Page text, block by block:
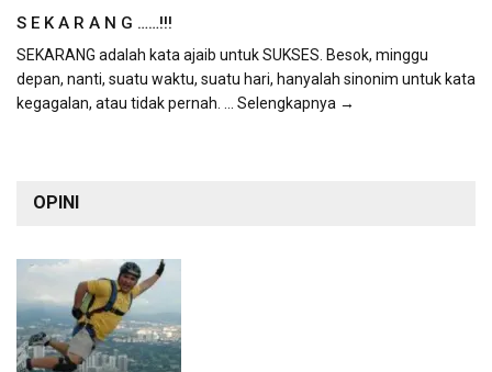
S E K A R A N G ……!!!
SEKARANG adalah kata ajaib untuk SUKSES. Besok, minggu
depan, nanti, suatu waktu, suatu hari, hanyalah sinonim untuk kata
kegagalan, atau tidak pernah. ... Selengkapnya →
OPINI